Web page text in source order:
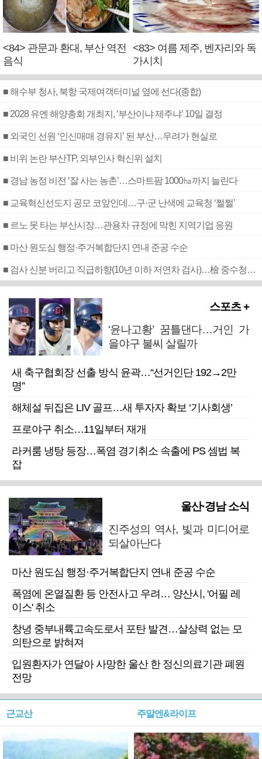
<84> 관문과 환대, 부산 역전
음식
<83> 여름 제주, 벤자리와 독
가시치
■ 해수부 청사, 북항 국제여객터미널 옆에 선다(종합)
■ 2028 유엔 해양총회 개최지, ‘부산이냐 제주냐’ 10일 결정
■ 외국인 선원 ‘인신매매 경유지’ 된 부산…우려가 현실로
■ 비위 논란 부산TP, 외부인사 혁신위 설치
■ 경남 농정 비전 ‘잘 사는 농촌’…스마트팜 1000㏊까지 늘린다
■ 교육혁신선도지 공모 코앞인데…구·군 난색에 교육청 ‘쩔쩔’
■ 르노 못 타는 부산시장…관용차 규정에 막힌 지역기업 응원
■ 마산 원도심 행정·주거복합단지 연내 준공 수순
■ 검사 신분 버리고 직급하향(10년 이하 저연차 검사)…檢 중수청행 기피
스포츠 +
‘윤나고황’ 꿈틀댄다…거인 가
을야구 불씨 살릴까
새 축구협회장 선출 방식 윤곽…“선거인단 192→2만
명”
해체설 뒤집은 LIV 골프…새 투자자 확보 ‘기사회생’
프로야구 취소…11일부터 재개
라커룸 냉탕 등장…폭염 경기취소 속출에 PS 셈법 복
잡
울산·경남 소식
진주성의 역사, 빛과 미디어로
되살아난다
마산 원도심 행정·주거복합단지 연내 준공 수순
폭염에 온열질환 등 안전사고 우려… 양산시, '어필 레
이스' 취소
창녕 중부내륙고속도로서 포탄 발견…살상력 없는 모
의탄으로 밝혀져
입원환자가 연달아 사망한 울산 한 정신의료기관 폐원
전망
근교산 주말엔&라이프